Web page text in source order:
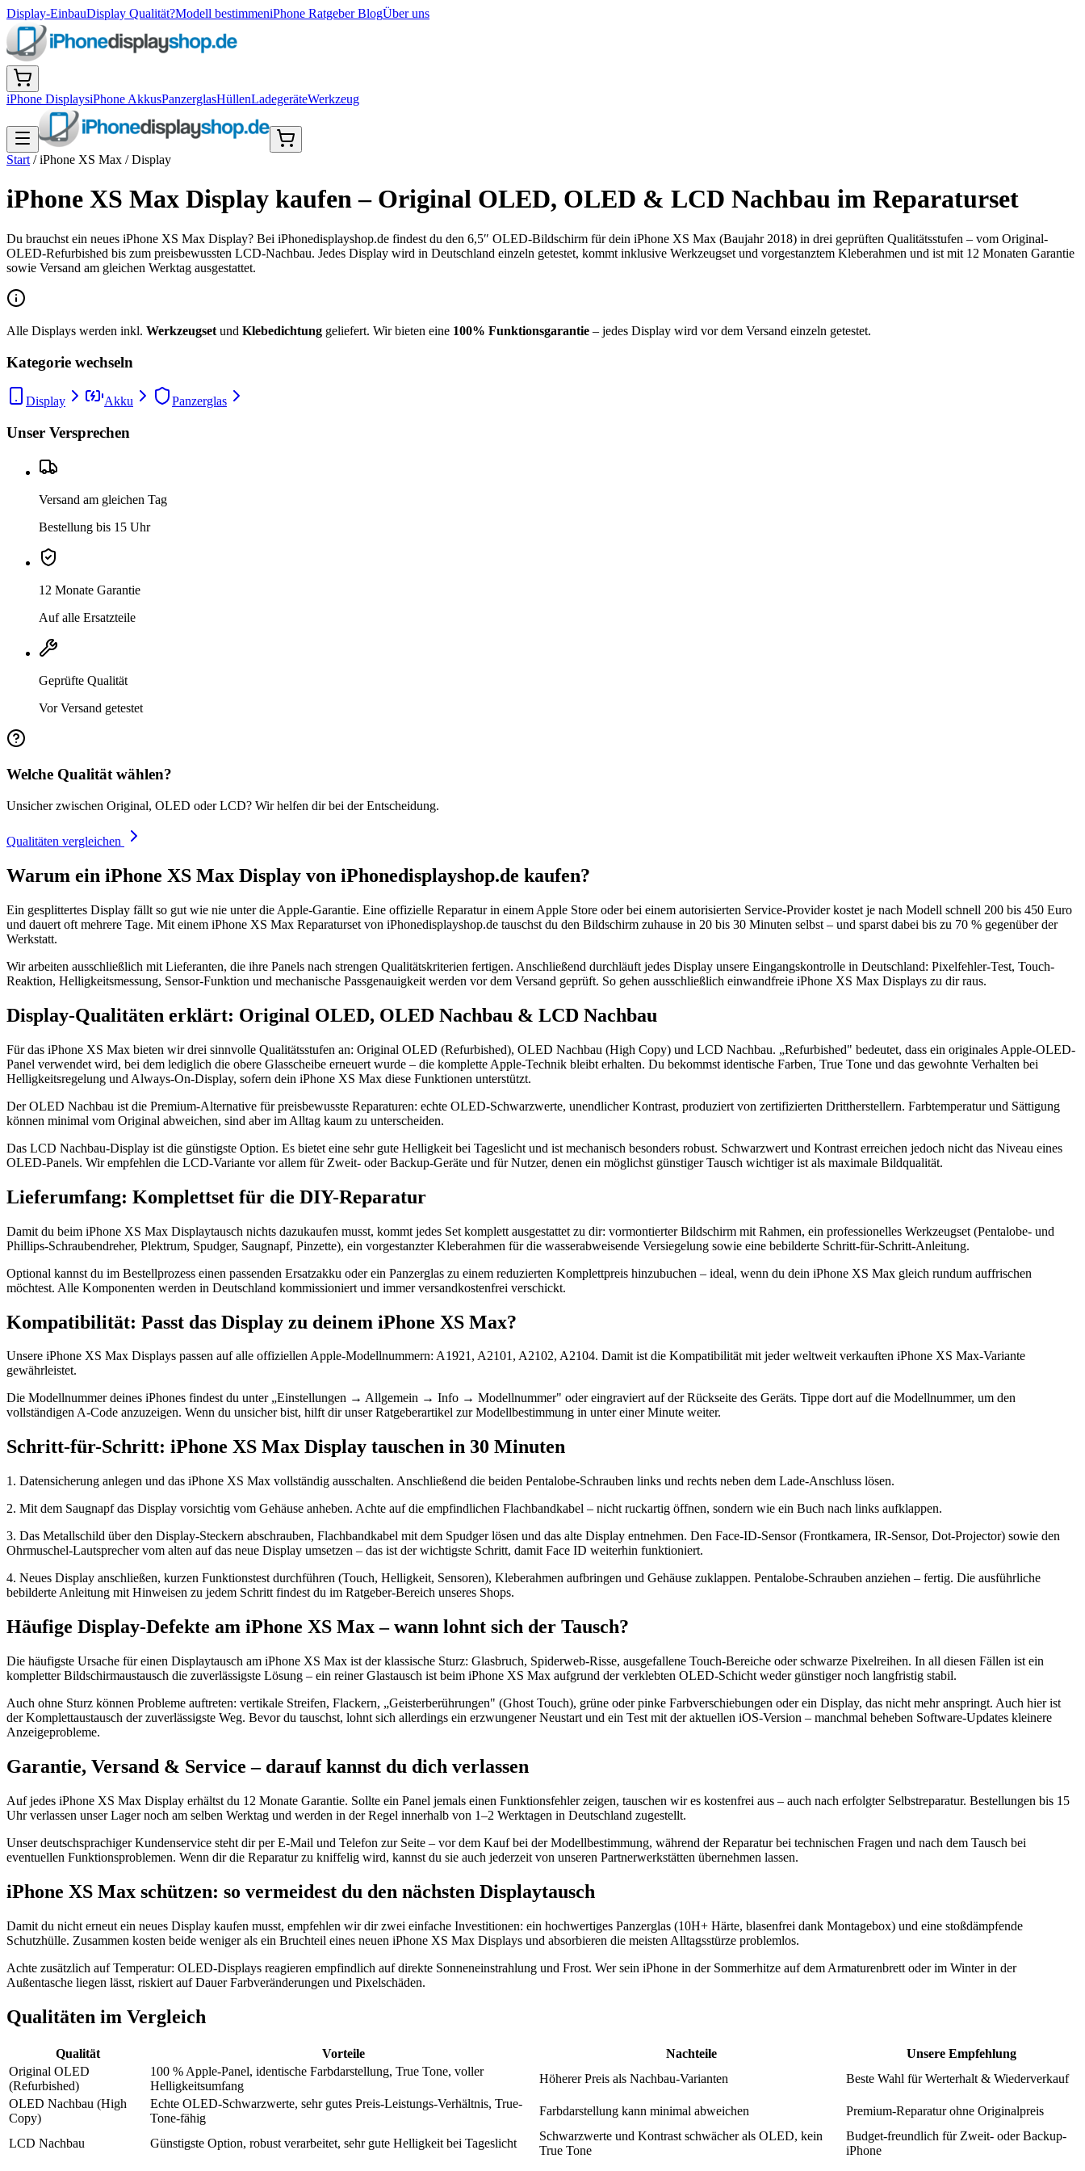
Display-EinbauDisplay Qualität?Modell bestimmeniPhone Ratgeber BlogÜber uns
iPhone DisplaysiPhone AkkusPanzerglasHüllenLadegeräteWerkzeug
Start /iPhone XS Max /Display
iPhone XS Max Display kaufen – Original OLED, OLED & LCD Nachbau im Reparaturset
Du brauchst ein neues iPhone XS Max Display? Bei iPhonedisplayshop.de findest du den 6,5″ OLED-Bildschirm für dein iPhone XS Max (Baujahr 2018) in drei geprüften Qualitätsstufen – vom Original-
OLED-Refurbished bis zum preisbewussten LCD-Nachbau. Jedes Display wird in Deutschland einzeln getestet, kommt inklusive Werkzeugset und vorgestanztem Kleberahmen und ist mit 12 Monaten Garantie
sowie Versand am gleichen Werktag ausgestattet.
Alle Displays werden inkl. Werkzeugset und Klebedichtung geliefert. Wir bieten eine 100% Funktionsgarantie – jedes Display wird vor dem Versand einzeln getestet.
Kategorie wechseln
Display Akku Panzerglas
Unser Versprechen
Versand am gleichen Tag
Bestellung bis 15 Uhr
12 Monate Garantie
Auf alle Ersatzteile
Geprüfte Qualität
Vor Versand getestet
Welche Qualität wählen?
Unsicher zwischen Original, OLED oder LCD? Wir helfen dir bei der Entscheidung.
Qualitäten vergleichen
Warum ein iPhone XS Max Display von iPhonedisplayshop.de kaufen?
Ein gesplittertes Display fällt so gut wie nie unter die Apple-Garantie. Eine offizielle Reparatur in einem Apple Store oder bei einem autorisierten Service-Provider kostet je nach Modell schnell 200 bis 450 Euro
und dauert oft mehrere Tage. Mit einem iPhone XS Max Reparaturset von iPhonedisplayshop.de tauschst du den Bildschirm zuhause in 20 bis 30 Minuten selbst – und sparst dabei bis zu 70 % gegenüber der
Werkstatt.
Wir arbeiten ausschließlich mit Lieferanten, die ihre Panels nach strengen Qualitätskriterien fertigen. Anschließend durchläuft jedes Display unsere Eingangskontrolle in Deutschland: Pixelfehler-Test, Touch-
Reaktion, Helligkeitsmessung, Sensor-Funktion und mechanische Passgenauigkeit werden vor dem Versand geprüft. So gehen ausschließlich einwandfreie iPhone XS Max Displays zu dir raus.
Display-Qualitäten erklärt: Original OLED, OLED Nachbau & LCD Nachbau
Für das iPhone XS Max bieten wir drei sinnvolle Qualitätsstufen an: Original OLED (Refurbished), OLED Nachbau (High Copy) und LCD Nachbau. „Refurbished" bedeutet, dass ein originales Apple-OLED-
Panel verwendet wird, bei dem lediglich die obere Glasscheibe erneuert wurde – die komplette Apple-Technik bleibt erhalten. Du bekommst identische Farben, True Tone und das gewohnte Verhalten bei
Helligkeitsregelung und Always-On-Display, sofern dein iPhone XS Max diese Funktionen unterstützt.
Der OLED Nachbau ist die Premium-Alternative für preisbewusste Reparaturen: echte OLED-Schwarzwerte, unendlicher Kontrast, produziert von zertifizierten Drittherstellern. Farbtemperatur und Sättigung
können minimal vom Original abweichen, sind aber im Alltag kaum zu unterscheiden.
Das LCD Nachbau-Display ist die günstigste Option. Es bietet eine sehr gute Helligkeit bei Tageslicht und ist mechanisch besonders robust. Schwarzwert und Kontrast erreichen jedoch nicht das Niveau eines
OLED-Panels. Wir empfehlen die LCD-Variante vor allem für Zweit- oder Backup-Geräte und für Nutzer, denen ein möglichst günstiger Tausch wichtiger ist als maximale Bildqualität.
Lieferumfang: Komplettset für die DIY-Reparatur
Damit du beim iPhone XS Max Displaytausch nichts dazukaufen musst, kommt jedes Set komplett ausgestattet zu dir: vormontierter Bildschirm mit Rahmen, ein professionelles Werkzeugset (Pentalobe- und
Phillips-Schraubendreher, Plektrum, Spudger, Saugnapf, Pinzette), ein vorgestanzter Kleberahmen für die wasserabweisende Versiegelung sowie eine bebilderte Schritt-für-Schritt-Anleitung.
Optional kannst du im Bestellprozess einen passenden Ersatzakku oder ein Panzerglas zu einem reduzierten Komplettpreis hinzubuchen – ideal, wenn du dein iPhone XS Max gleich rundum auffrischen
möchtest. Alle Komponenten werden in Deutschland kommissioniert und immer versandkostenfrei verschickt.
Kompatibilität: Passt das Display zu deinem iPhone XS Max?
Unsere iPhone XS Max Displays passen auf alle offiziellen Apple-Modellnummern: A1921, A2101, A2102, A2104. Damit ist die Kompatibilität mit jeder weltweit verkauften iPhone XS Max-Variante
gewährleistet.
Die Modellnummer deines iPhones findest du unter „Einstellungen → Allgemein → Info → Modellnummer" oder eingraviert auf der Rückseite des Geräts. Tippe dort auf die Modellnummer, um den
vollständigen A-Code anzuzeigen. Wenn du unsicher bist, hilft dir unser Ratgeberartikel zur Modellbestimmung in unter einer Minute weiter.
Schritt-für-Schritt: iPhone XS Max Display tauschen in 30 Minuten
1. Datensicherung anlegen und das iPhone XS Max vollständig ausschalten. Anschließend die beiden Pentalobe-Schrauben links und rechts neben dem Lade-Anschluss lösen.
2. Mit dem Saugnapf das Display vorsichtig vom Gehäuse anheben. Achte auf die empfindlichen Flachbandkabel – nicht ruckartig öffnen, sondern wie ein Buch nach links aufklappen.
3. Das Metallschild über den Display-Steckern abschrauben, Flachbandkabel mit dem Spudger lösen und das alte Display entnehmen. Den Face-ID-Sensor (Frontkamera, IR-Sensor, Dot-Projector) sowie den
Ohrmuschel-Lautsprecher vom alten auf das neue Display umsetzen – das ist der wichtigste Schritt, damit Face ID weiterhin funktioniert.
4. Neues Display anschließen, kurzen Funktionstest durchführen (Touch, Helligkeit, Sensoren), Kleberahmen aufbringen und Gehäuse zuklappen. Pentalobe-Schrauben anziehen – fertig. Die ausführliche
bebilderte Anleitung mit Hinweisen zu jedem Schritt findest du im Ratgeber-Bereich unseres Shops.
Häufige Display-Defekte am iPhone XS Max – wann lohnt sich der Tausch?
Die häufigste Ursache für einen Displaytausch am iPhone XS Max ist der klassische Sturz: Glasbruch, Spiderweb-Risse, ausgefallene Touch-Bereiche oder schwarze Pixelreihen. In all diesen Fällen ist ein
kompletter Bildschirmaustausch die zuverlässigste Lösung – ein reiner Glastausch ist beim iPhone XS Max aufgrund der verklebten OLED-Schicht weder günstiger noch langfristig stabil.
Auch ohne Sturz können Probleme auftreten: vertikale Streifen, Flackern, „Geisterberührungen" (Ghost Touch), grüne oder pinke Farbverschiebungen oder ein Display, das nicht mehr anspringt. Auch hier ist
der Komplettaustausch der zuverlässigste Weg. Bevor du tauschst, lohnt sich allerdings ein erzwungener Neustart und ein Test mit der aktuellen iOS-Version – manchmal beheben Software-Updates kleinere
Anzeigeprobleme.
Garantie, Versand & Service – darauf kannst du dich verlassen
Auf jedes iPhone XS Max Display erhältst du 12 Monate Garantie. Sollte ein Panel jemals einen Funktionsfehler zeigen, tauschen wir es kostenfrei aus – auch nach erfolgter Selbstreparatur. Bestellungen bis 15
Uhr verlassen unser Lager noch am selben Werktag und werden in der Regel innerhalb von 1–2 Werktagen in Deutschland zugestellt.
Unser deutschsprachiger Kundenservice steht dir per E-Mail und Telefon zur Seite – vor dem Kauf bei der Modellbestimmung, während der Reparatur bei technischen Fragen und nach dem Tausch bei
eventuellen Funktionsproblemen. Wenn dir die Reparatur zu kniffelig wird, kannst du sie auch jederzeit von unseren Partnerwerkstätten übernehmen lassen.
iPhone XS Max schützen: so vermeidest du den nächsten Displaytausch
Damit du nicht erneut ein neues Display kaufen musst, empfehlen wir dir zwei einfache Investitionen: ein hochwertiges Panzerglas (10H+ Härte, blasenfrei dank Montagebox) und eine stoßdämpfende
Schutzhülle. Zusammen kosten beide weniger als ein Bruchteil eines neuen iPhone XS Max Displays und absorbieren die meisten Alltagsstürze problemlos.
Achte zusätzlich auf Temperatur: OLED-Displays reagieren empfindlich auf direkte Sonneneinstrahlung und Frost. Wer sein iPhone in der Sommerhitze auf dem Armaturenbrett oder im Winter in der
Außentasche liegen lässt, riskiert auf Dauer Farbveränderungen und Pixelschäden.
Qualitäten im Vergleich
Qualität Vorteile Nachteile
Unsere Empfehlung
Original OLED
(Refurbished)
100 % Apple-Panel, identische Farbdarstellung, True Tone, voller
Helligkeitsumfang
Höherer Preis als Nachbau-Varianten
Beste Wahl für Werterhalt & Wiederverkauf
OLED Nachbau (High
Copy)
Echte OLED-Schwarzwerte, sehr gutes Preis-Leistungs-Verhältnis, True-
Tone-fähig
Farbdarstellung kann minimal abweichen Premium-Reparatur ohne Originalpreis
LCD Nachbau Günstigste Option, robust verarbeitet, sehr gute Helligkeit bei Tageslicht
Schwarzwerte und Kontrast schwächer als OLED, kein
True Tone
Budget-freundlich für Zweit- oder Backup-
iPhone